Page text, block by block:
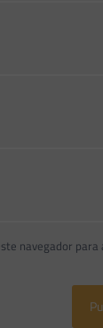
navegador para